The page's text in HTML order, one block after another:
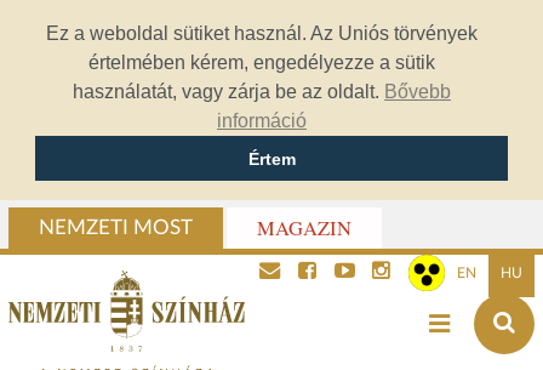
Ez a weboldal sütiket használ. Az Uniós törvények
értelmében kérem, engedélyezze a sütik
használatát, vagy zárja be az oldalt. Bővebb
információ
Értem
NEMZETI MOST MAGAZIN
EN HU